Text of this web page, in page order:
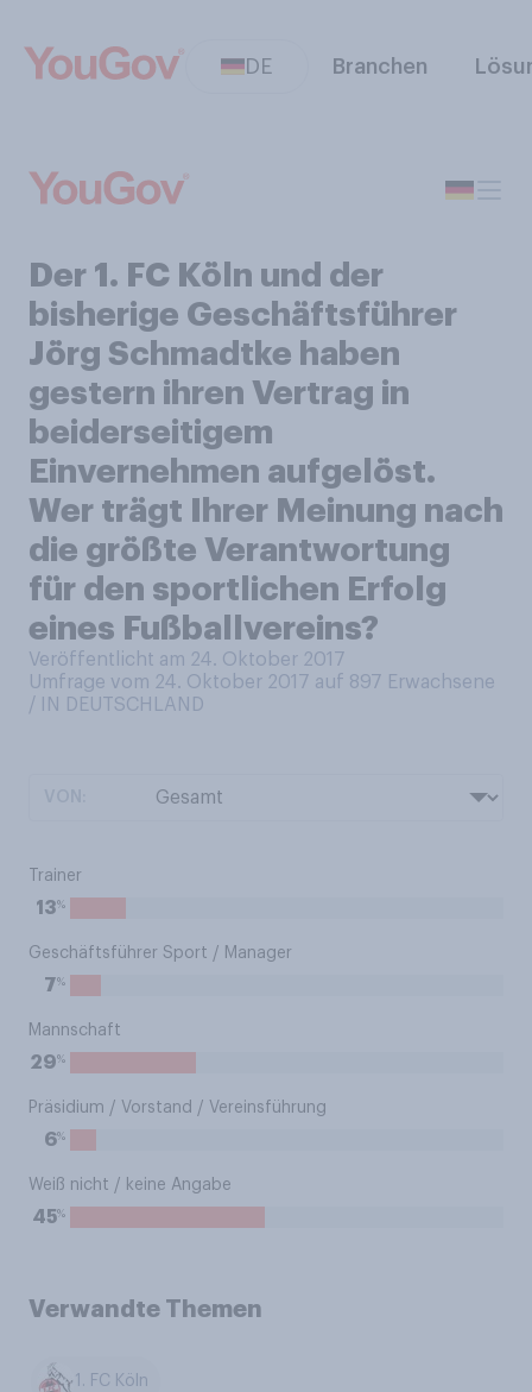
DE Branchen
Der 1. FC Köln und der
bisherige Geschäftsführer
Jörg Schmadtke haben
gestern ihren Vertrag in
beiderseitigem
Einvernehmen aufgelöst.
Wer trägt Ihrer Meinung nach
die größte Verantwortung
für den sportlichen Erfolg
eines Fußballvereins?
Veröffentlicht am 24. Oktober 2017
Umfrage vom 24. Oktober 2017 auf 897 Erwachsene
/ IN DEUTSCHLAND
Trainer
13%
Geschäftsführer Sport / Manager
7%
Mannschaft
29%
Präsidium / Vorstand / Vereinsführung
6%
Weiß nicht / keine Angabe
45%
Verwandte Themen
1. FC Köln